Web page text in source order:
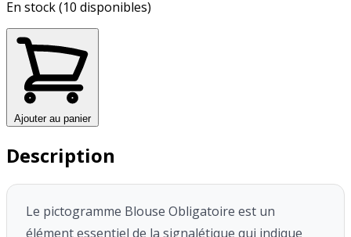
En stock (10 disponibles)
Ajouter au panier
Description
Le pictogramme Blouse Obligatoire est un
élément essentiel de la signalétique qui indique